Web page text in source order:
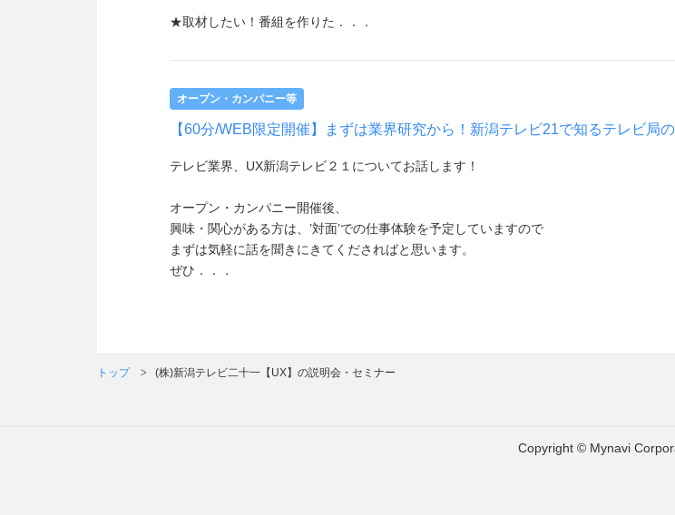
★取材したい！番組を作りた．．．
オープン・カンパニー等
【60分/WEB限定開催】まずは業界研究から！新潟テレビ21で知るテレビ局
テレビ業界、UX新潟テレビ２１についてお話します！
オープン・カンパニー開催後、
興味・関心がある方は、’対面’での仕事体験を予定していますので
まずは気軽に話を聞きにきてくださればと思います。
ぜひ．．．
トップ (株)新潟テレビ二十一【UX】の説明会・セミナー
Copyright © Mynavi